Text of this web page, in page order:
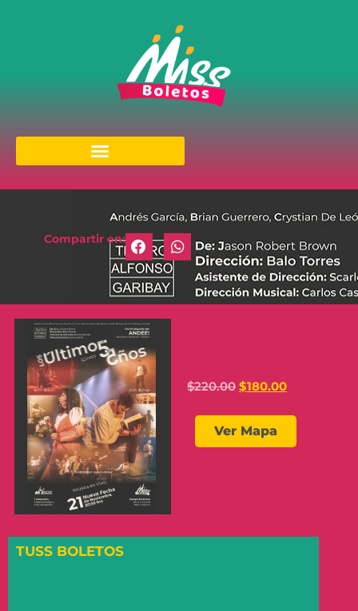
Compartir en:
$220.00 $180.00
Ver Mapa
TUSS BOLETOS